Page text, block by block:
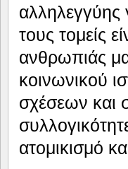
αλληλεγγύης
τους τομείς
ανθρωπιάς
κοινωνικού
σχέσεων και
ατομικισμό